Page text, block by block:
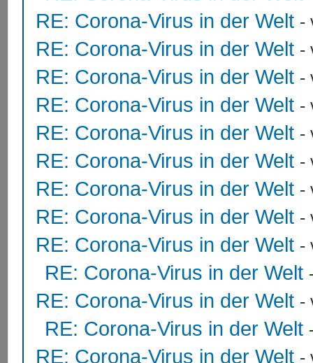
RE: Corona-Virus in der Welt -
RE: Corona-Virus in der Welt -
RE: Corona-Virus in der Welt -
RE: Corona-Virus in der Welt -
RE: Corona-Virus in der Welt -
RE: Corona-Virus in der Welt -
RE: Corona-Virus in der Welt -
RE: Corona-Virus in der Welt -
RE: Corona-Virus in der Welt -
RE: Corona-Virus in der Welt
RE: Corona-Virus in der Welt -
RE: Corona-Virus in der Welt
RE: Corona-Virus in der Welt -